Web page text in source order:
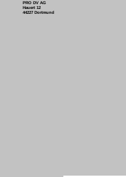
PRO DV AG
Hauert 12
44227 Dortmund